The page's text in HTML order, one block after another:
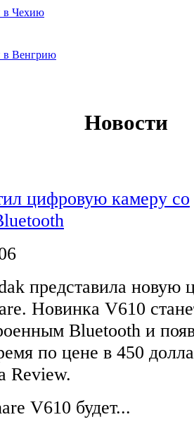
в Чехию
в Венгрию
Новости
цифровую камеру со
представила новую
Новинка V610
Bluetooth и
по цене в 450
Review.
V610 будет...